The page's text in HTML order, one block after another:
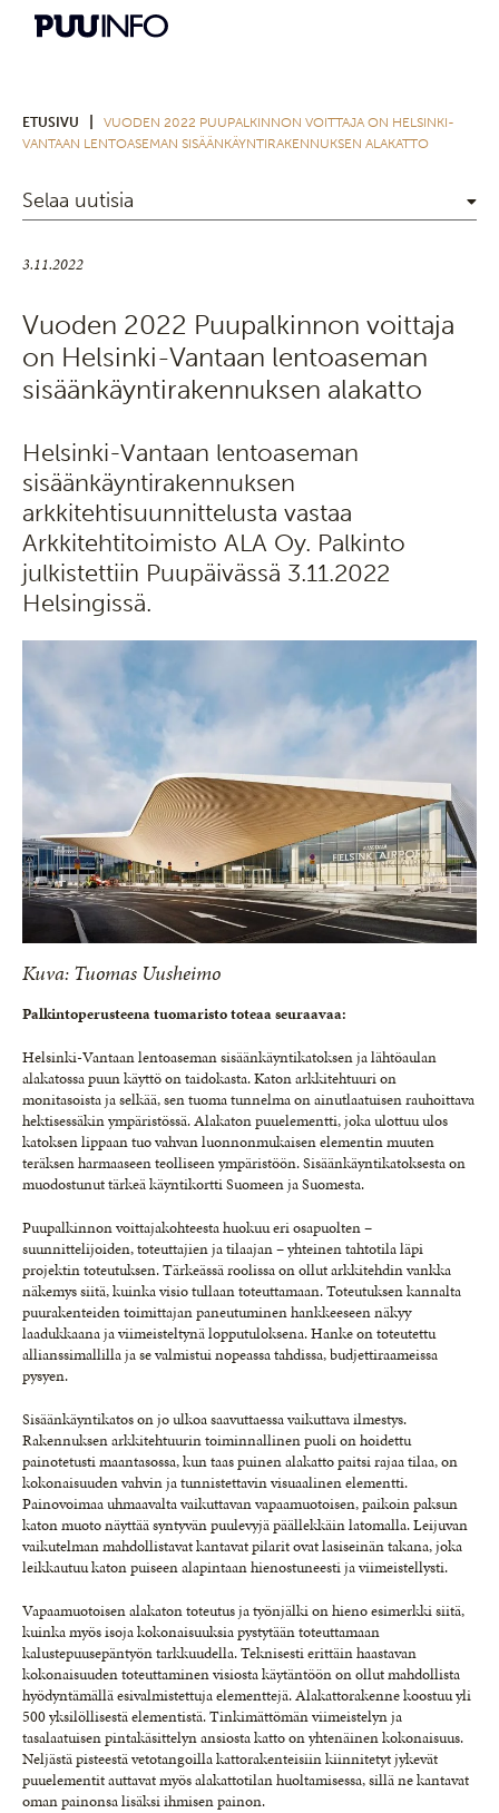
ETUSIVU
VUODEN 2022 PUUPALKINNON VOITTAJA ON HELSINKI-
VANTAAN LENTOASEMAN SISÄÄNKÄYNTIRAKENNUKSEN ALAKATTO
Selaa uutisia
3.11.2022
Vuoden 2022 Puupalkinnon voittaja
on Helsinki-Vantaan lentoaseman
sisäänkäyntirakennuksen alakatto
Helsinki-Vantaan lentoaseman
sisäänkäyntirakennuksen
arkkitehtisuunnittelusta vastaa
Arkkitehtitoimisto ALA Oy. Palkinto
julkistettiin Puupäivässä 3.11.2022
Helsingissä.
Kuva: Tuomas Uusheimo
Palkintoperusteena tuomaristo toteaa seuraavaa:
Helsinki-Vantaan lentoaseman sisäänkäyntikatoksen ja lähtöaulan
alakatossa puun käyttö on taidokasta. Katon arkkitehtuuri on
monitasoista ja selkää, sen tuoma tunnelma on ainutlaatuisen rauhoittava
hektisessäkin ympäristössä. Alakaton puuelementti, joka ulottuu ulos
katoksen lippaan tuo vahvan luonnonmukaisen elementin muuten
teräksen harmaaseen teolliseen ympäristöön. Sisäänkäyntikatoksesta on
muodostunut tärkeä käyntikortti Suomeen ja Suomesta.
Puupalkinnon voittajakohteesta huokuu eri osapuolten –
suunnittelijoiden, toteuttajien ja tilaajan – yhteinen tahtotila läpi
projektin toteutuksen. Tärkeässä roolissa on ollut arkkitehdin vankka
näkemys siitä, kuinka visio tullaan toteuttamaan. Toteutuksen kannalta
puurakenteiden toimittajan paneutuminen hankkeeseen näkyy
laadukkaana ja viimeisteltynä lopputuloksena. Hanke on toteutettu
allianssimallilla ja se valmistui nopeassa tahdissa, budjettiraameissa
pysyen.
Sisäänkäyntikatos on jo ulkoa saavuttaessa vaikuttava ilmestys.
Rakennuksen arkkitehtuurin toiminnallinen puoli on hoidettu
painotetusti maantasossa, kun taas puinen alakatto paitsi rajaa tilaa, on
kokonaisuuden vahvin ja tunnistettavin visuaalinen elementti.
Painovoimaa uhmaavalta vaikuttavan vapaamuotoisen, paikoin paksun
katon muoto näyttää syntyvän puulevyjä päällekkäin latomalla. Leijuvan
vaikutelman mahdollistavat kantavat pilarit ovat lasiseinän takana, joka
leikkautuu katon puiseen alapintaan hienostuneesti ja viimeistellysti.
Vapaamuotoisen alakaton toteutus ja työnjälki on hieno esimerkki siitä,
kuinka myös isoja kokonaisuuksia pystytään toteuttamaan
kalustepuusepäntyön tarkkuudella. Teknisesti erittäin haastavan
kokonaisuuden toteuttaminen visiosta käytäntöön on ollut mahdollista
hyödyntämällä esivalmistettuja elementtejä. Alakattorakenne koostuu yli
500 yksilöllisestä elementistä. Tinkimättömän viimeistelyn ja
tasalaatuisen pintakäsittelyn ansiosta katto on yhtenäinen kokonaisuus.
Neljästä pisteestä vetotangoilla kattorakenteisiin kiinnitetyt jykevät
puuelementit auttavat myös alakattotilan huoltamisessa, sillä ne kantavat
oman painonsa lisäksi ihmisen painon.